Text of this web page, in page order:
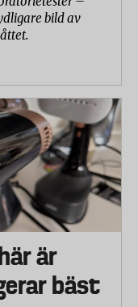
bild av
är
bäst